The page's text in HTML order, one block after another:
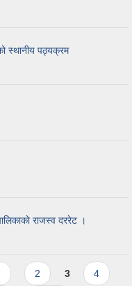
स्थानीय पठ्यक्रम
राजस्व दररेट ।
2 3 4